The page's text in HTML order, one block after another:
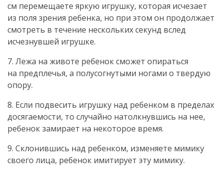
см перемещаете яркую игрушку, которая исчезает
из поля зрения ребенка, но при этом он продолжает
смотреть в течение нескольких секунд вслед
исчезнувшей игрушке.
7. Лежа на животе ребенок сможет опираться
на предплечья, а полусогнутыми ногами о твердую
опору.
8. Если подвесить игрушку над ребенком в пределах
досягаемости, то случайно натолкнувшись на нее,
ребенок замирает на некоторое время.
9. Склонившись над ребенком, изменяете мимику
своего лица, ребенок имитирует эту мимику.